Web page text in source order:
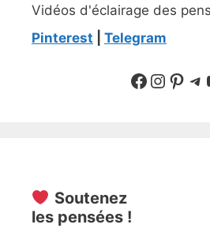
Vidéos d'éclairage des
Pinterest
Telegram
Suivre sur
Suivre sur
Soutenez
les pensées !